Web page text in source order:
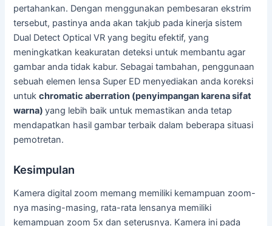
pertahankan. Dengan menggunakan pembesaran ekstrim
tersebut, pastinya anda akan takjub pada kinerja sistem
Dual Detect Optical VR yang begitu efektif, yang
meningkatkan keakuratan deteksi untuk membantu agar
gambar anda tidak kabur. Sebagai tambahan, penggunaan
sebuah elemen lensa Super ED menyediakan anda koreksi
untukchromatic aberration (penyimpangan karena sifat
warna)yang lebih baik untuk memastikan anda tetap
mendapatkan hasil gambar terbaik dalam beberapa situasi
pemotretan.
Kesimpulan
Kamera digital zoom memang memiliki kemampuan zoom-
nya masing-masing, rata-rata lensanya memiliki
kemampuan zoom 5x dan seterusnya. Kamera ini pada